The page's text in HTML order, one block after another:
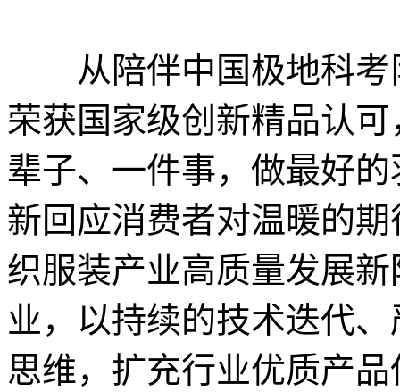
从陪伴中国极地科考
荣获国家级创新精品认
辈子、一件事，做最好
新回应消费者对温暖的
织服装产业高质量发展
业，以持续的技术迭代
思维，扩充行业优质产